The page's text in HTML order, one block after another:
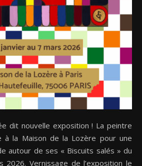
à la Maison de la Lozère pour une
autour de ses « Biscuits salés » du
2026. Vernissage de l’exposition le